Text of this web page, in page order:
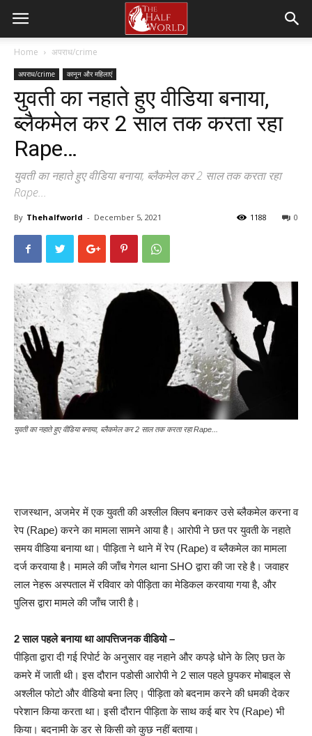
Home अपराध/crime
अपराध/crime कानून और महिलाएं
युवती का नहाते हुए वीडिया बनाया,
ब्लैकमेल कर 2 साल तक करता रहा
Rape…
युवती का नहाते हुए वीडिया बनाया, ब्लैकमेल कर 2 साल तक करता रहा
Rape...
By Thehalfworld - December 5, 2021 0
1188
युवती का नहाते हुए वीडिया बनाया, ब्लैकमेल कर 2 साल तक करता रहा Rape...
राजस्थान, अजमेर में एक युवती की अश्लील क्लिप बनाकर उसे ब्लैकमेल करना व
रेप (Rape) करने का मामला सामने आया है। आरोपी ने छत पर युवती के नहाते
समय वीडिया बनाया था। पीड़िता ने थाने में रेप (Rape) व ब्लैकमेल का मामला
दर्ज करवाया है। मामले की जाँच गेगल थाना SHO द्वारा की जा रहे है। जवाहर
लाल नेहरू अस्पताल में रविवार को पीड़िता का मेडिकल करवाया गया है, और
पुलिस द्वारा मामले की जाँच जारी है।
2 साल पहले बनाया था आपत्तिजनक वीडियो –
पीड़िता द्वारा दी गई रिपोर्ट के अनुसार वह नहाने और कपड़े धोने के लिए छत के
कमरे में जाती थी। इस दौरान पडोसी आरोपी ने 2 साल पहले छुपकर मोबाइल से
अश्लील फोटो और वीडियो बना लिए। पीड़िता को बदनाम करने की धमकी देकर
परेशान किया करता था। इसी दौरान पीड़िता के साथ कई बार रेप (Rape) भी
किया। बदनामी के डर से किसी को कुछ नहीं बताया।